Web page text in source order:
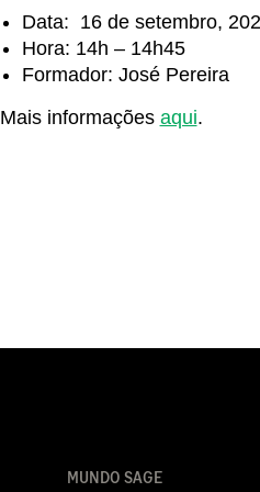
Data: 16 de setembro,
Hora: 14h – 14h45
Formador: José Pereira
Mais informações aqui.
MUNDO SAGE